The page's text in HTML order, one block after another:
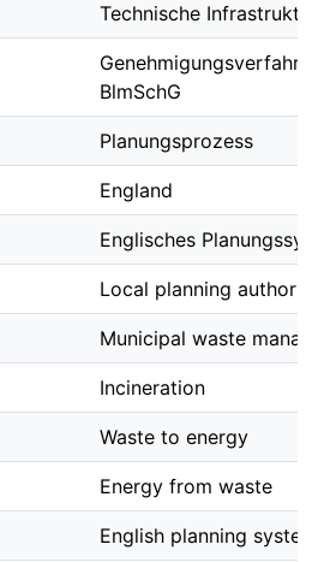
Technische
BlmSchG
Planungsprozess
England
Englisches
Local planning
Municipal waste
Incineration
Waste to energy
Energy from waste
English planning